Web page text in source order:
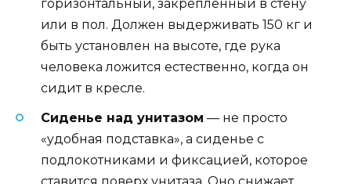
горизонтальный, закреплённый в стену
или в пол. Должен выдерживать 150 кг и
быть установлен на высоте, где рука
человека ложится естественно, когда он
сидит в кресле.
Сиденье над унитазом — не просто
«удобная подставка», а сиденье с
подлокотниками и фиксацией, которое